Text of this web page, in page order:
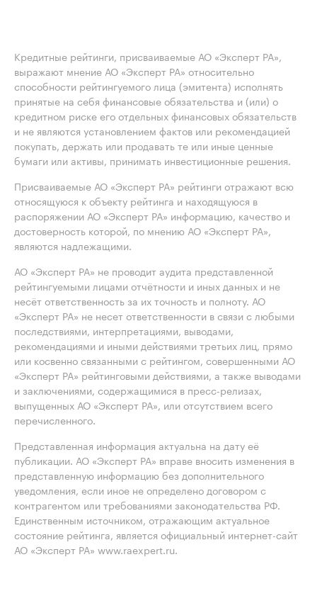
Кредитные рейтинги, присваиваемые АО «Эксперт РА»,
выражают мнение АО «Эксперт РА» относительно
способности рейтингуемого лица (эмитента) исполнять
принятые на себя финансовые обязательства и (или) о
кредитном риске его отдельных финансовых обязательств
и не являются установлением фактов или рекомендацией
покупать, держать или продавать те или иные ценные
бумаги или активы, принимать инвестиционные решения.
Присваиваемые АО «Эксперт РА» рейтинги отражают всю
относящуюся к объекту рейтинга и находящуюся в
распоряжении АО «Эксперт РА» информацию, качество и
достоверность которой, по мнению АО «Эксперт РА»,
являются надлежащими.
АО «Эксперт РА» не проводит аудита представленной
рейтингуемыми лицами отчётности и иных данных и не
несёт ответственность за их точность и полноту. АО
«Эксперт РА» не несет ответственности в связи с любыми
последствиями, интерпретациями, выводами,
рекомендациями и иными действиями третьих лиц, прямо
или косвенно связанными с рейтингом, совершенными АО
«Эксперт РА» рейтинговыми действиями, а также выводами
и заключениями, содержащимися в пресс-релизах,
выпущенных АО «Эксперт РА», или отсутствием всего
перечисленного.
Представленная информация актуальна на дату её
публикации. АО «Эксперт РА» вправе вносить изменения в
представленную информацию без дополнительного
уведомления, если иное не определено договором с
контрагентом или требованиями законодательства РФ.
Единственным источником, отражающим актуальное
состояние рейтинга, является официальный интернет-сайт
АО «Эксперт РА» www.raexpert.ru.